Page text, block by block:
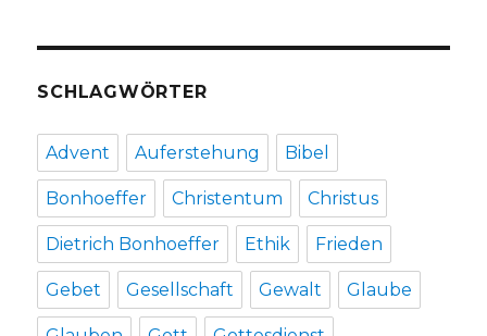
SCHLAGWÖRTER
Advent Auferstehung Bibel
Bonhoeffer Christentum Christus
Dietrich Bonhoeffer Ethik Frieden
Gebet Gesellschaft Gewalt Glaube